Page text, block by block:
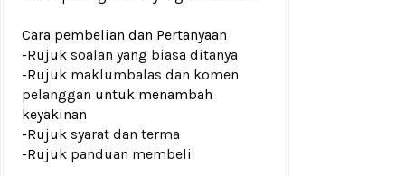
Cara pembelian dan Pertanyaan
-Rujuk soalan yang biasa ditanya
-Rujuk maklumbalas dan komen
pelanggan untuk menambah
keyakinan
-Rujuk syarat dan terma
-Rujuk panduan membeli